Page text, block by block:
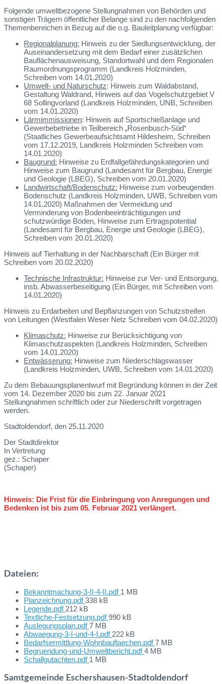
Folgende umweltbezogene Stellungnahmen von Behörden und
sonstigen Trägern öffentlicher Belange sind zu den nachfolgenden
Themenbereichen in Bezug auf die o.g. Bauleitplanung verfügbar:
Regionalplanung: Hinweis zu der Siedlungsentwicklung, der
Auseinandersetzung mit dem Bedarf einer zusätzlichen
Bauflächenausweisung, Standortwahl und dem Regionalen
Raumordnungsprogramm (Landkreis Holzminden,
Schreiben vom 14.01.2020)
Umwelt- und Naturschutz: Hinweis zum Waldabstand,
Gestaltung Waldrand, Hinweis auf das Vogelschutzgebiet V
68 Sollingvorland (Landkreis Holzminden, UNB, Schreiben
vom 14.01.2020)
Lärmimmissionen: Hinweis auf Sportschießanlage und
Gewerbebetriebe in Teilbereich „Rosenbusch-Süd“
(Staatliches Gewerbeaufsichtsamt Hildesheim, Schreiben
vom 17.12.2019, Landkreis Holzminden Schreiben vom
14.01.2020)
Baugrund: Hinweise zu Erdfallgefährdungskategorien und
Hinweise zum Baugrund (Landesamt für Bergbau, Energie
und Geologie (LBEG), Schreiben vom 20.01.2020)
Landwirtschaft/Bodenschutz: Hinweise zum vorbeugenden
Bodenschutz (Landkreis Holzminden, UWB, Schreiben vom
14.01.2020) Maßnahmen der Vermeidung und
Verminderung von Bodenbeeinträchtigungen und
schutzwürdige Böden, Hinweise zum Ertragspotential
(Landesamt für Bergbau, Energie und Geologie (LBEG),
Schreiben vom 20.01.2020)
Hinweis auf Tierhaltung in der Nachbarschaft (Ein Bürger mit
Schreiben vom 20.02.2020)
Technische Infrastruktur: Hinweise zur Ver- und Entsorgung,
insb. Abwasserbeseitigung (Ein Bürger, mit Schreiben vom
14.01.2020)
Hinweis zu Erdarbeiten und Bepflanzungen von Schutzstreifen
von Leitungen (Westfalen Weser Netz Schreiben vom 04.02.2020)
Klimaschutz: Hinweise zur Berücksichtigung von
Klimaschutzaspekten (Landkreis Holzminden, Schreiben
vom 14.01.2020)
Entwässerung: Hinweise zum Niederschlagswasser
(Landkreis Holzminden, UWB, Schreiben vom 14.01.2020)
Zu dem Bebauungsplanentwurf mit Begründung können in der Zeit
vom 14. Dezember 2020 bis zum 22. Januar 2021
Stellungnahmen schriftlich oder zur Niederschrift vorgetragen
werden.
Stadtoldendorf, den 25.11.2020
Der Stadtdirektor
In Vertretung
gez.: Schaper
(Schaper)
Hinweis: Die Frist für die Einbringung von Anregungen und
Bedenken ist bis zum 05. Februar 2021 verlängert.
Dateien:
Bekanntmachung-3-II-4-II.pdf File
1 MB
Planzeichnung.pdfFile
size:
338 kB
Legende.pdf File
size:
212 kB
Textliche-Festsetzung.pdfFile
990 kB
Auslegungsplan.pdfFile
size:
7 MB
Abwaegung-3-I-und-4-I.pdf File
size:
222 kB
Bedarfsermittlung-Wohnbauflaechen.pdfFile
size:
7 MB
Begruendung-und-Umweltbericht.pdfFile
4 MB
Schallgutachten.pdf File
1 MB
Samtgemeinde Eschershausen-Stadtoldendorf